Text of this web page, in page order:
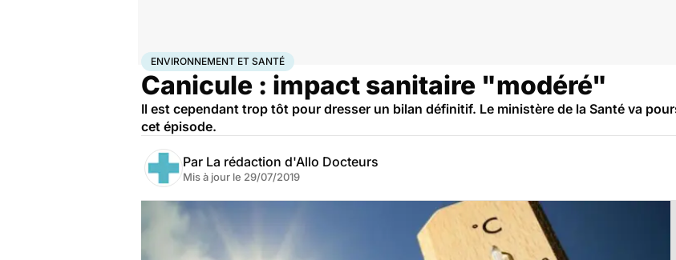
AccueilBien-êtreEnvironnement et santé
ENVIRONNEMENT ET SANTÉ
Canicule : impact sanitaire "modéré"
Il est cependant trop tôt pour dresser un bilan définitif. Le ministère de la Santé va
cet épisode.
Par La rédaction d'Allo Docteurs
Mis à jour le 29/07/2019